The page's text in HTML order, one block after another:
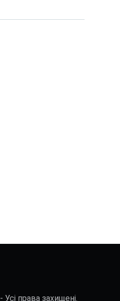
- Усі права захищені.